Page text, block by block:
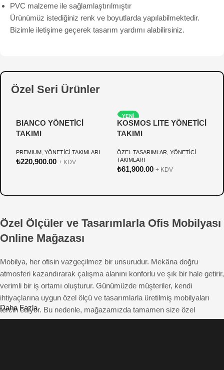
PVC malzeme ile sağlamlaştırılmıştır
Ürünümüz istediğiniz renk ve boyutlarda yapılabilmektedir.
Bizimle iletişime geçerek tasarım yardımı alabilirsiniz.
Özel Seri Ürünler
BIANCO YÖNETİCİ
TAKIMI
PREMIUM YÖNETİCİ TAKIMLARI
₺220,900.00 + KDV
YENI
KOSMOS LITE YÖNETİCİ
TAKIMI
ÖZEL TASARIMLAR YÖNETİCİ
TAKIMLARI
₺61,900.00 + KDV
Özel Ölçüler ve Tasarımlarla Ofis Mobilyası
Online Mağazası
Mobilya, her ofisin vazgeçilmez bir unsurudur. Mekâna doğru
atmosferi kazandırarak çalışma alanını konforlu ve şık bir hale getirir,
verimli bir iş ortamı oluşturur. Günümüzde müşteriler, kendi
ihtiyaçlarına uygun özel ölçü ve tasarımlarla üretilmiş mobilyaları
tercih ediyor. Bu nedenle, mağazamızda tamamen size özel
çözümler sunuyoruz. Beğendiğiniz mobilyayı fotoğraflar üzerinden
Daha Fazla